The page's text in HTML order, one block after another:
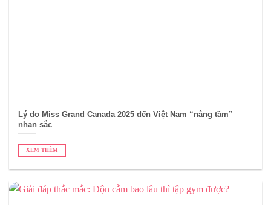
Lý do Miss Grand Canada 2025 đến Việt Nam “nâng tầm”
nhan sắc
XEM THÊM